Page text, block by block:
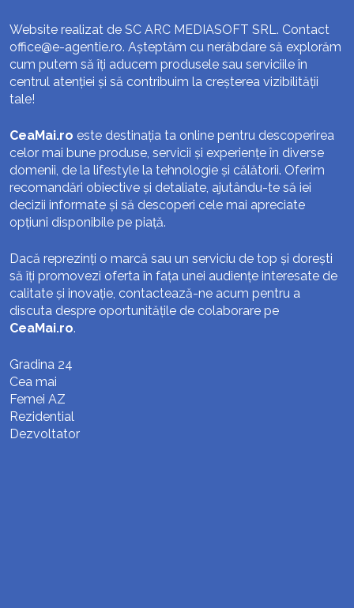
Website realizat de SC ARC MEDIASOFT SRL. Contact
office@e-agentie.ro. Așteptăm cu nerăbdare să explorăm
cum putem să îți aducem produsele sau serviciile în
centrul atenției și să contribuim la creșterea vizibilității
tale!
CeaMai.ro este destinația ta online pentru descoperirea
celor mai bune produse, servicii și experiențe în diverse
domenii, de la lifestyle la tehnologie și călătorii. Oferim
recomandări obiective și detaliate, ajutându-te să iei
decizii informate și să descoperi cele mai apreciate
opțiuni disponibile pe piață.
Dacă reprezinți o marcă sau un serviciu de top și dorești
să îți promovezi oferta în fața unei audiențe interesate de
calitate și inovație, contactează-ne acum pentru a
discuta despre oportunitățile de colaborare pe
CeaMai.ro.
Gradina 24
Cea mai
Femei AZ
Rezidential
Dezvoltator